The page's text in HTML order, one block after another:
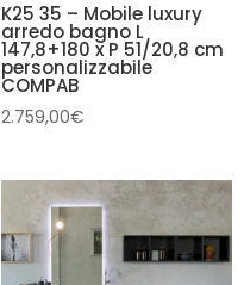
K25 35 – Mobile luxury
arredo bagno L
147,8+180 x P 51/20,8 cm
personalizzabile
COMPAB
2.759,00€